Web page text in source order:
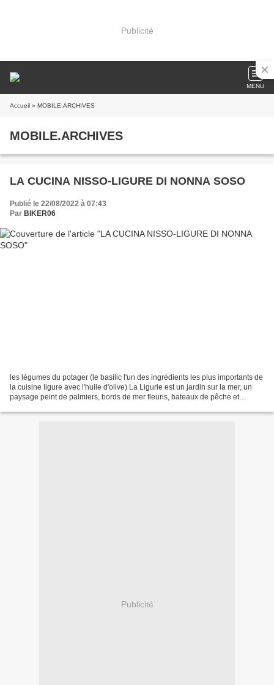
Publicité
MENU
Accueil » MOBILE.ARCHIVES
MOBILE.ARCHIVES
LA CUCINA NISSO-LIGURE DI NONNA SOSO
Publié le 22/08/2022 à 07:43
Par BIKER06
les légumes du potager (le basilic l'un des ingrédients les plus importants de
la cuisine ligure avec l'huile d'olive) La Ligurie est un jardin sur la mer, un
paysage peint de palmiers, bords de mer fleuris, bateaux de pêche et
Publicité